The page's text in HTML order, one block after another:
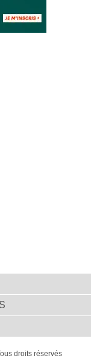
droits réservés